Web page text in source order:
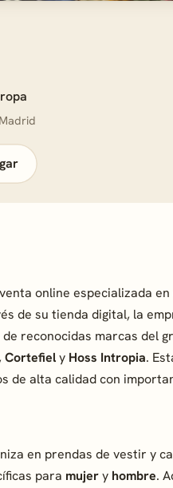
online especializada
de su tienda digital, la
reconocidas marcas del
,Cortefiely Hoss Intropia.
de alta calidad con
en prendas de vestir y
para mujery hombre.